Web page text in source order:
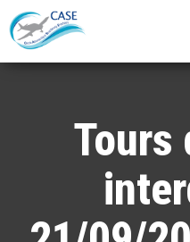
Tours